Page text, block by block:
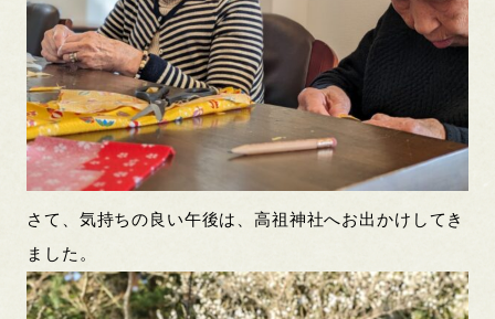
さて、気持ちの良い午後は、高祖神社へお出かけしてき
ました。